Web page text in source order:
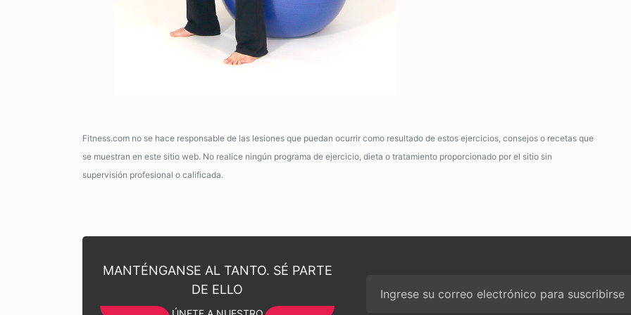
Fitness.com no se hace responsable de las lesiones que puedan ocurrir como resultado de estos ejercicios, consejos o recetas que
se muestran en este sitio web. No realice ningún programa de ejercicio, dieta o tratamiento proporcionado por el sitio sin
supervisión profesional o calificada.
MANTÉNGANSE AL TANTO. SÉ PARTE
DE ELLO